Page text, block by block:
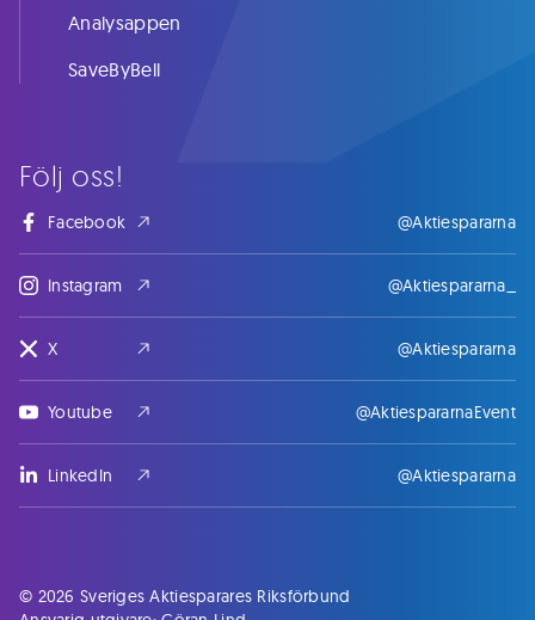
Följ oss!
Facebook @Aktiespararna
Instagram @Aktiespararna_
X @Aktiespararna
Youtube @AktiespararnaEvent
LinkedIn @Aktiespararna
Analysappen
SaveByBell
© 2026 Sveriges Aktiesparares Riksförbund